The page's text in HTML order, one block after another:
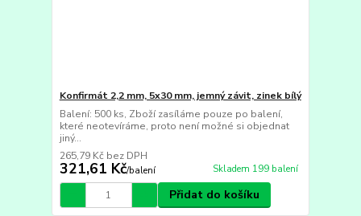
Konfirmát 2,2 mm, 5x30 mm, jemný závit, zinek bílý
Balení: 500 ks, Zboží zasíláme pouze po balení,
které neotevíráme, proto není možné si objednat
jiný...
321,61 Kč/balení
265,79 Kč bez DPH
Skladem 199 balení
Přidat do košíku